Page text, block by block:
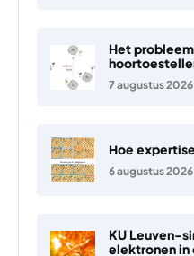
Het
7 augustus 2026
Hoe
6 augustus 2026
KU Leuven-
elektronen in